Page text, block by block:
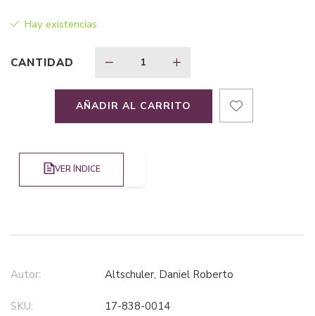
$89,49.$67,12.
Hay existencias
CANTIDAD
AÑADIR AL CARRITO
VER ÍNDICE
Autor: Altschuler, Daniel Roberto
SKU: 17-838-0014